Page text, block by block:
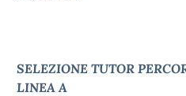
SELEZIONE TUTOR
LINEA A